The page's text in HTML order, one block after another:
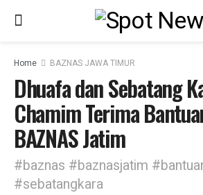
Home BAZNAS JAWA TIMUR
Dhuafa dan Sebatang
Chamim Terima
BAZNAS Jatim
#baznas #baznasjatim
#sebatangkara